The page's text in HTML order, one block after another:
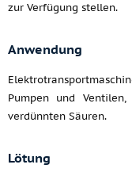
zur Verfügung stellen.
Anwendung
Pumpen und
verdünnten Säuren.
Lötung